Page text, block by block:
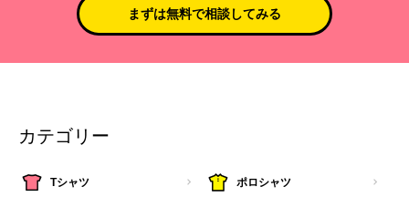
まずは無料で相談してみる
カテゴリー
Tシャツ ポロシャツ